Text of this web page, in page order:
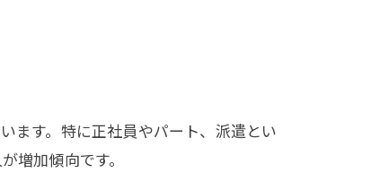
ます。特に正社員やパート、派遣とい
増加傾向です。